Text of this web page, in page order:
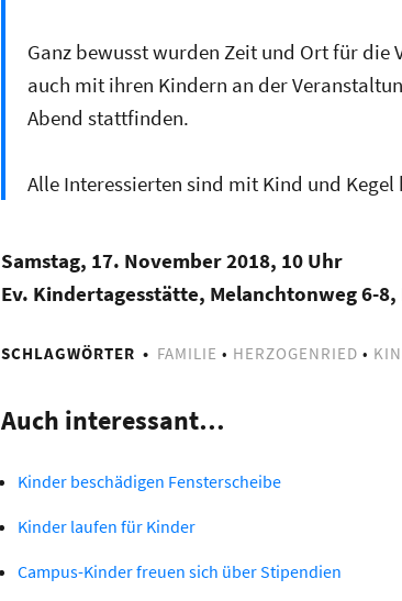
Ganz bewusst wurden Zeit und Ort für
auch mit ihren Kindern an der
Abend stattfinden.
Alle Interessierten sind mit Kind und
Samstag, 17. November 2018, 10 Uhr
Ev. Kindertagesstätte, Melanchtonweg 6-
SCHLAGWÖRTER FAMILIE • HERZOGENRIED •
Auch interessant…
Kinder beschädigen Fensterscheibe
Kinder laufen für Kinder
Campus-Kinder freuen sich über Stipendien